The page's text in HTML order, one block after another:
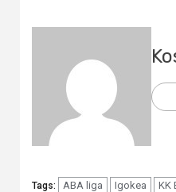
Tags: ABA liga Igokea KK